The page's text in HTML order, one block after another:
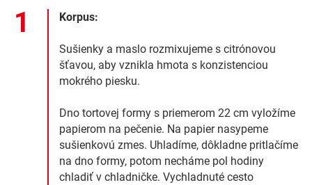
Korpus:
Sušienky a maslo rozmixujeme s citrónovou
šťavou, aby vznikla hmota s konzistenciou
mokrého piesku.
Dno tortovej formy s priemerom 22 cm vyložíme
papierom na pečenie. Na papier nasypeme
sušienkovú zmes. Uhladíme, dôkladne pritlačíme
na dno formy, potom necháme pol hodiny
chladiť v chladničke. Vychladnuté cesto